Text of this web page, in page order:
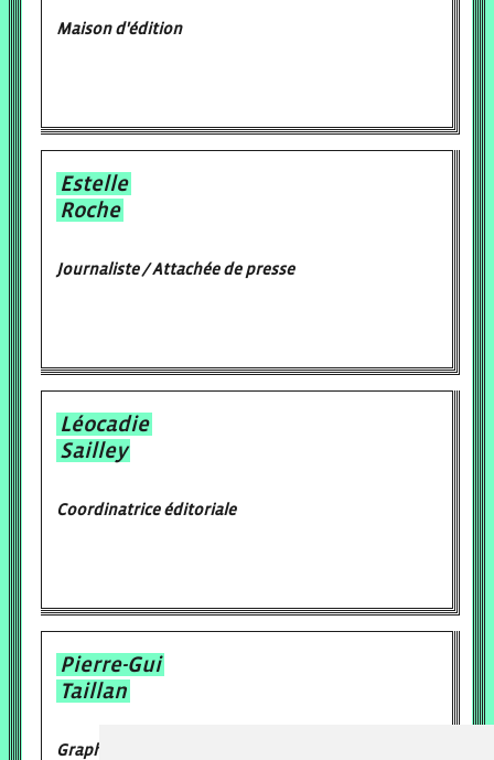
Maison d'édition
Estelle
Roche
Journaliste / Attachée de presse
Léocadie
Sailley
Coordinatrice éditoriale
Pierre-Gui
Taillan
Graphiste indépendant